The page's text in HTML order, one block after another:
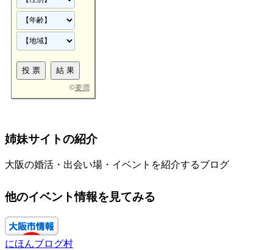
©要潤
姉妹サイトの紹介
大阪の婚活・出会い場・イベントを紹介するブログ
他のイベント情報を見てみる
にほんブログ村